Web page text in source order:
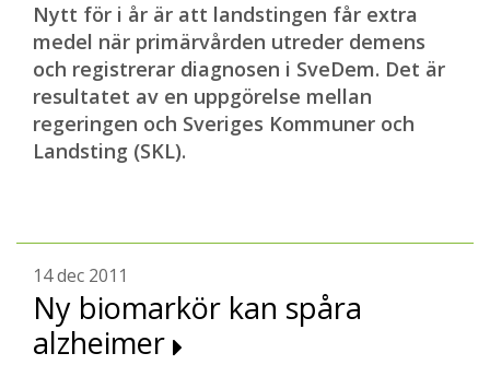
Nytt för i år är att landstingen får extra
medel när primärvården utreder demens
och registrerar diagnosen i SveDem. Det är
resultatet av en uppgörelse mellan
regeringen och Sveriges Kommuner och
Landsting (SKL).
14 dec 2011
Ny biomarkör kan spåra
alzheimer